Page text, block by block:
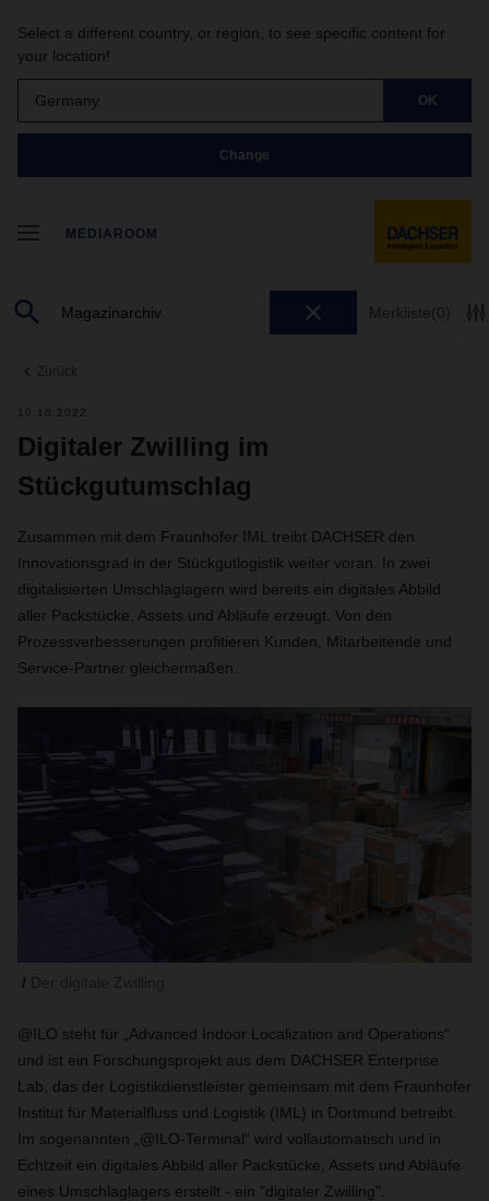
Select a different country, or region, to see specific content for
your location!
Germany OK
Change
MEDIAROOM
Merkliste(0)
Zurück
10.10.2022
Digitaler Zwilling im
Stückgutumschlag
Zusammen mit dem Fraunhofer IML treibt DACHSER den
Innovationsgrad in der Stückgutlogistik weiter voran. In zwei
digitalisierten Umschlaglagern wird bereits ein digitales Abbild
aller Packstücke, Assets und Abläufe erzeugt. Von den
Prozessverbesserungen profitieren Kunden, Mitarbeitende und
Service-Partner gleichermaßen.
@ILO steht für „Advanced Indoor Localization and Operations“
und ist ein Forschungsprojekt aus dem DACHSER Enterprise
Lab, das der Logistikdienstleister gemeinsam mit dem Fraunhofer
Institut für Materialfluss und Logistik (IML) in Dortmund betreibt.
Im sogenannten „@ILO-Terminal“ wird vollautomatisch und in
Echtzeit ein digitales Abbild aller Packstücke, Assets und Abläufe
eines Umschlaglagers erstellt - ein "digitaler Zwilling".